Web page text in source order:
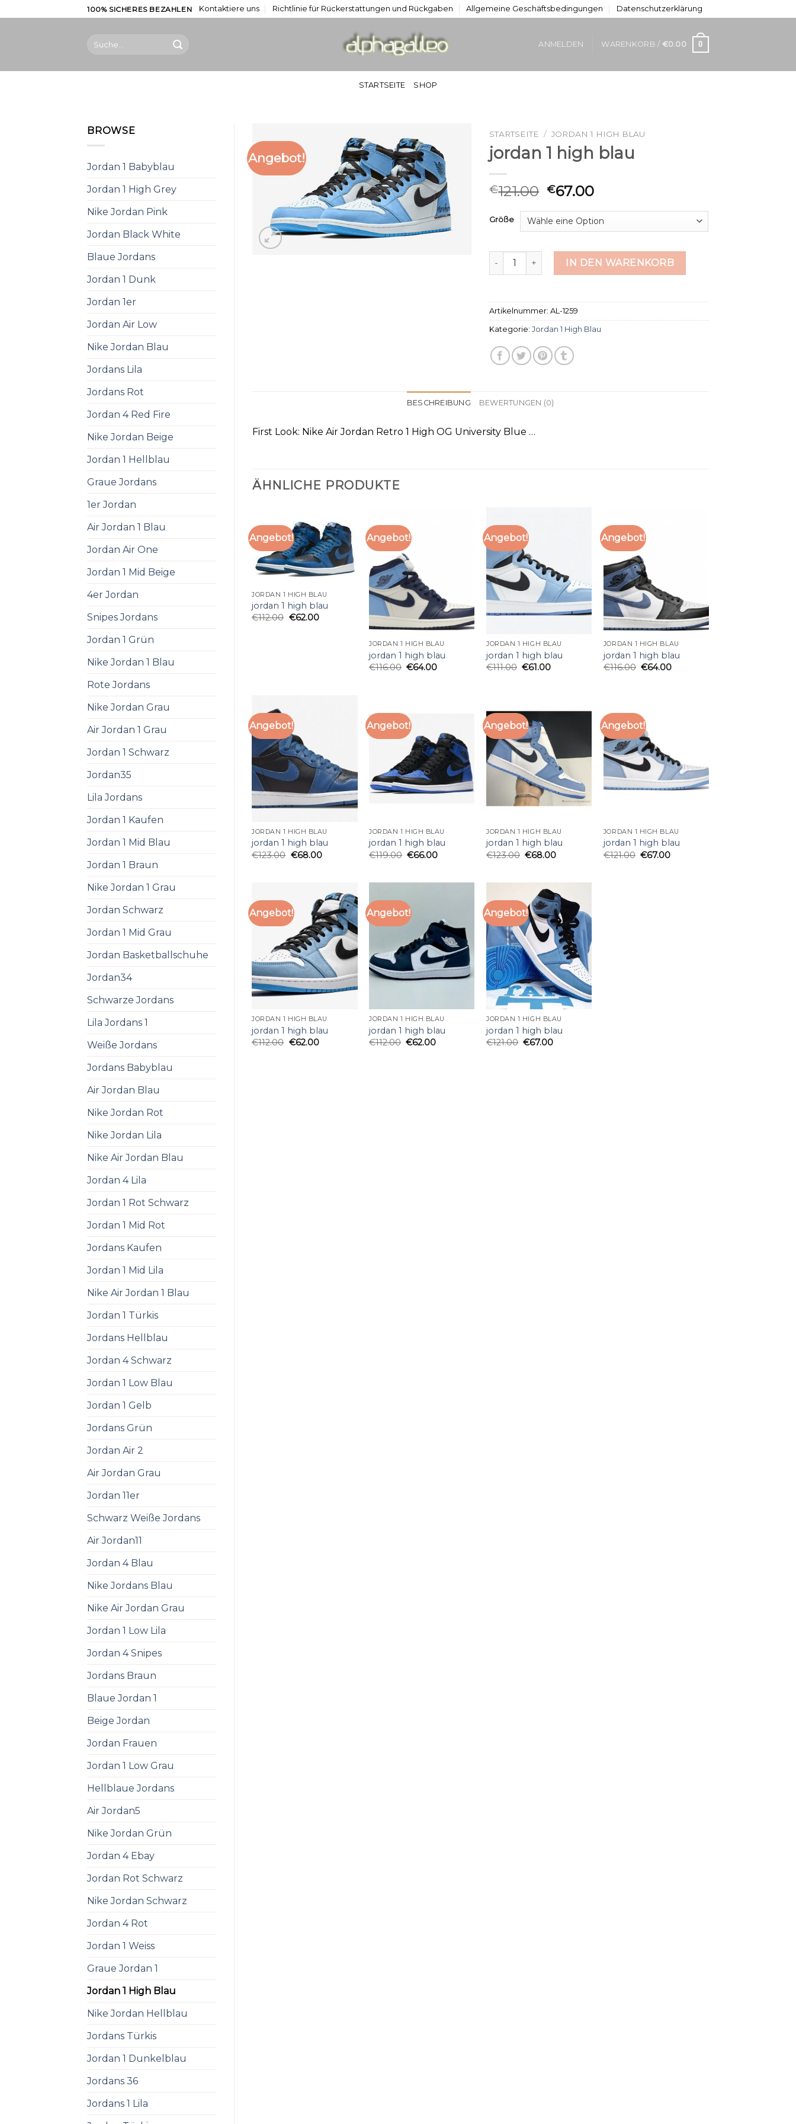
to
100% SICHERES BEZAHLEN Kontaktiere uns Richtlinie für Rückerstattungen und Rückgaben Allgemeine Geschäftsbedingungen Datenschutzerklärung
ANMELDEN WARENKORB / €0.00 0
STARTSEITE SHOP
BROWSE
Jordan 1 Babyblau
Jordan 1 High Grey
Nike Jordan Pink
Jordan Black White
Blaue Jordans
Jordan 1 Dunk
Jordan 1er
Jordan Air Low
Nike Jordan Blau
Jordans Lila
Jordans Rot
Jordan 4 Red Fire
Nike Jordan Beige
Jordan 1 Hellblau
Graue Jordans
1er Jordan
Air Jordan 1 Blau
Jordan Air One
Jordan 1 Mid Beige
4er Jordan
Snipes Jordans
Jordan 1 Grün
Nike Jordan 1 Blau
Rote Jordans
Nike Jordan Grau
Air Jordan 1 Grau
Jordan 1 Schwarz
Jordan35
Lila Jordans
Jordan 1 Kaufen
Jordan 1 Mid Blau
Jordan 1 Braun
Nike Jordan 1 Grau
Jordan Schwarz
Jordan 1 Mid Grau
Jordan Basketballschuhe
Jordan34
Schwarze Jordans
Lila Jordans 1
Weiße Jordans
Jordans Babyblau
Air Jordan Blau
Nike Jordan Rot
Nike Jordan Lila
Nike Air Jordan Blau
Jordan 4 Lila
Jordan 1 Rot Schwarz
Jordan 1 Mid Rot
Jordans Kaufen
Jordan 1 Mid Lila
Nike Air Jordan 1 Blau
Jordan 1 Türkis
Jordans Hellblau
Jordan 4 Schwarz
Jordan 1 Low Blau
Jordan 1 Gelb
Jordans Grün
Jordan Air 2
Air Jordan Grau
Jordan 11er
Schwarz Weiße Jordans
Air Jordan11
Jordan 4 Blau
Nike Jordans Blau
Nike Air Jordan Grau
Jordan 1 Low Lila
Jordan 4 Snipes
Jordans Braun
Blaue Jordan 1
Beige Jordan
Jordan Frauen
Jordan 1 Low Grau
Hellblaue Jordans
Air Jordan5
Nike Jordan Grün
Jordan 4 Ebay
Jordan Rot Schwarz
Nike Jordan Schwarz
Jordan 4 Rot
Jordan 1 Weiss
Graue Jordan 1
Jordan 1 High Blau
Nike Jordan Hellblau
Jordans Türkis
Jordan 1 Dunkelblau
Jordans 36
Jordans 1 Lila
Angebot!
STARTSEITE / JORDAN 1 HIGH BLAU
jordan 1 high blau
€121.00 €67.00
Größe
jordan 1 high blau MengeIN DEN WARENKORB
Artikelnummer:AL-1259
Kategorie:Jordan 1 High Blau
BESCHREIBUNG BEWERTUNGEN (0)
First Look: Nike Air Jordan Retro 1 High OG University Blue …
ÄHNLICHE PRODUKTE
Angebot!
JORDAN 1 HIGH BLAU
jordan 1 high blau
€112.00 €62.00
Angebot!
JORDAN 1 HIGH BLAU
jordan 1 high blau
€116.00 €64.00
Angebot!
JORDAN 1 HIGH BLAU
jordan 1 high blau
€111.00 €61.00
Angebot!
JORDAN 1 HIGH BLAU
jordan 1 high blau
€116.00 €64.00
Angebot!
JORDAN 1 HIGH BLAU
jordan 1 high blau
€123.00 €68.00
Angebot!
JORDAN 1 HIGH BLAU
jordan 1 high blau
€119.00 €66.00
Angebot!
JORDAN 1 HIGH BLAU
jordan 1 high blau
€123.00 €68.00
Angebot!
JORDAN 1 HIGH BLAU
jordan 1 high blau
€121.00 €67.00
Angebot!
JORDAN 1 HIGH BLAU
jordan 1 high blau
€112.00 €62.00
Angebot!
JORDAN 1 HIGH BLAU
jordan 1 high blau
€112.00 €62.00
Angebot!
JORDAN 1 HIGH BLAU
jordan 1 high blau
€121.00 €67.00